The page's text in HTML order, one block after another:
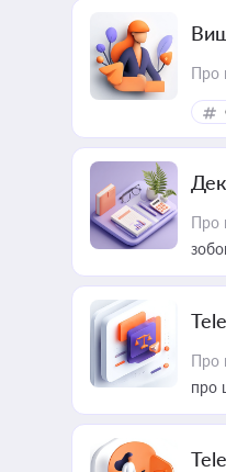
Про
Про
Про
про